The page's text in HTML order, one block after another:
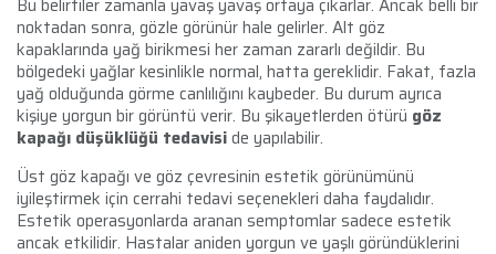
noktadan sonra, gözle görünür hale gelirler. Alt göz
kapaklarında yağ birikmesi her zaman zararlı değildir. Bu
bölgedeki yağlar kesinlikle normal, hatta gereklidir. Fakat, fazla
yağ olduğunda görme canlılığını kaybeder. Bu durum ayrıca
kişiye yorgun bir görüntü verir. Bu şikayetlerden ötürü göz
kapağı düşüklüğü tedaviside yapılabilir.
Üst göz kapağı ve göz çevresinin estetik görünümünü
iyileştirmek için cerrahi tedavi seçenekleri daha faydalıdır.
Estetik operasyonlarda aranan semptomlar sadece estetik
ancak etkilidir. Hastalar aniden yorgun ve yaşlı göründüklerini